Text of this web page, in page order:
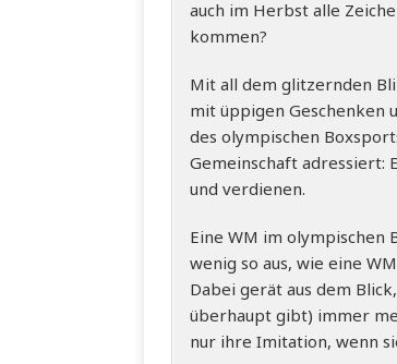
auch im Herbst alle
kommen?
Mit all dem glit­zern­den
mit üppi­gen Geschen­ken
des olym­pi­schen
Gemein­schaft adres­siert:
und verdienen.
Eine WM im olym­pi­schen
wenig so aus, wie eine
Dabei gerät aus dem
über­haupt gibt) immer
nur ihre Imi­ta­ti­on, wenn